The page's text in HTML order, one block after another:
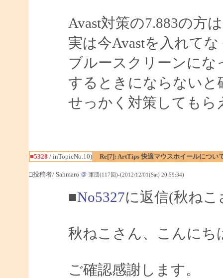
Avast対策の7.883の方
実は今Avastを入れて
ブルースクリーンにな
するときにならない
せっかく対策しても
■5328 / inTopicNo.10) Re[7]: ArtTips 快適マウスホイールについ
□投稿者/ Sahmaro ＠ 軍団(117回)-(2012/12/01(Sat) 20:59:34)
■No5327に返信(秋ね
秋ねこさん、こんにち
ご確認感謝します。